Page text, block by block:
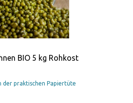
BIO 5 kg Rohkost
der praktischen Papiertüte